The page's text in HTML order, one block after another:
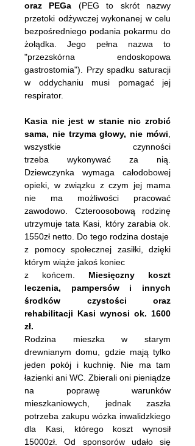
oraz PEGa (PEG to skrót nazwy
przetoki odżywczej wykonanej w celu
bezpośredniego podania pokarmu do
żołądka. Jego pełna nazwa to
"przezskórna endoskopowa
gastrostomia"). Przy spadku saturacji
w oddychaniu musi pomagać jej
respirator.
Kasia nie jest w stanie nic zrobić
sama, nie trzyma głowy, nie mówi
wszystkie czynności
trzeba wykonywać za nią.
Dziewczynka wymaga całodobowej
opieki, w związku z czym jej mama
nie ma możliwości pracować
zawodowo. Czteroosobową rodzinę
utrzymuje tata Kasi, który zarabia ok.
1550zł netto. Do tego rodzina dostaje
z pomocy społecznej zasiłki, dzięki
którym wiąże jakoś koniec
z końcem. Miesięczny koszt
leczenia, pampersów i innych
środków czystości oraz
rehabilitacji Kasi wynosi ok. 1600
zł.
Rodzina mieszka w starym
drewnianym domu, gdzie mają tylko
jeden pokój i kuchnię. Nie ma tam
łazienki ani WC. Zbierali oni pieniądze
na poprawę warunków
mieszkaniowych, jednak zaszła
potrzeba zakupu wózka inwalidzkiego
dla Kasi, którego koszt wynosił
15000zł. Od sponsorów udało się